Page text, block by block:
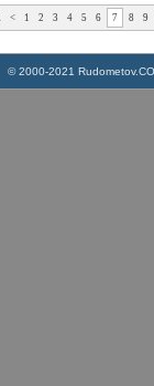
< 1 2 3 4 5 6 7 8 9
© 2000-2021